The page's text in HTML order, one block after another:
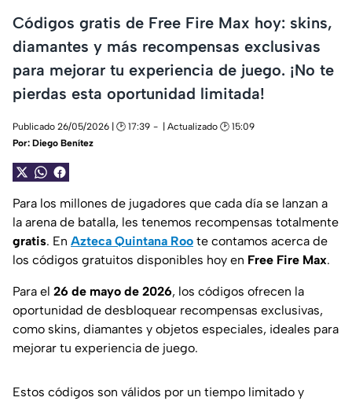
Códigos gratis de Free Fire Max hoy: skins,
diamantes y más recompensas exclusivas
para mejorar tu experiencia de juego. ¡No te
pierdas esta oportunidad limitada!
Publicado 26/05/2026 | 🕑 17:39
| Actualizado 🕑 15:09
Por: Diego Benítez
Para los millones de jugadores que cada día se lanzan a
la arena de batalla, les tenemos recompensas totalmente
gratis. En Azteca Quintana Roo te contamos acerca de
los códigos gratuitos disponibles hoy en Free Fire Max.
Para el 26 de mayo de 2026, los códigos ofrecen la
oportunidad de desbloquear recompensas exclusivas,
como skins, diamantes y objetos especiales, ideales para
mejorar tu experiencia de juego.
Estos códigos son válidos por un tiempo limitado y